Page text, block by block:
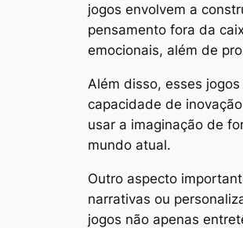
jogos envolvem a
pensamento fora da
emocionais, além de
Além disso, esses
capacidade de
usar a imaginação de
mundo atual.
Outro aspecto
narrativas ou
jogos não apenas